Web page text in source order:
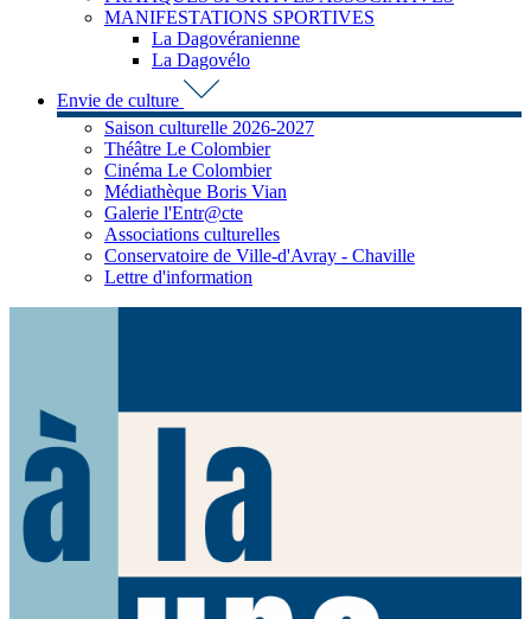
MANIFESTATIONS SPORTIVES
La Dagovéranienne
La Dagovélo
Envie de culture
Saison culturelle 2026-2027
Théâtre Le Colombier
Cinéma Le Colombier
Médiathèque Boris Vian
Galerie l'Entr@cte
Associations culturelles
Conservatoire de Ville-d'Avray - Chaville
Lettre d'information